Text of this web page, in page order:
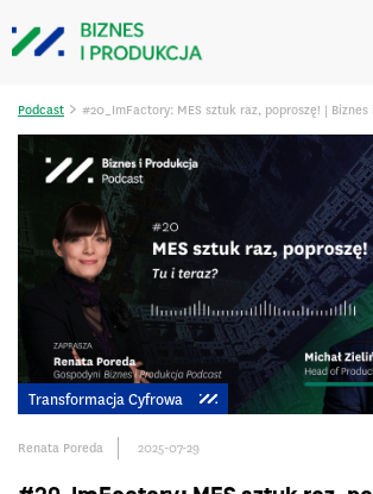
Podcast > #20_ImFactory: MES sztuk raz, poproszę! |
Transformacja Cyfrowa
Renata Poreda 2025-07-29